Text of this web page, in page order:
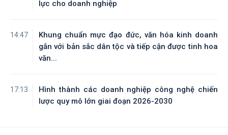
lực cho doanh nghiệp
14:47
Khung chuẩn mực đạo đức, văn hóa kinh doanh
gắn với bản sắc dân tộc và tiếp cận được tinh hoa
văn...
17:13
Hình thành các doanh nghiệp công nghệ chiến
lược quy mô lớn giai đoạn 2026-2030